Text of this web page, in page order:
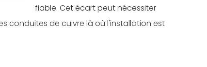
fiable. Cet écart peut nécessiter
conduites de cuivre là où l'installation est